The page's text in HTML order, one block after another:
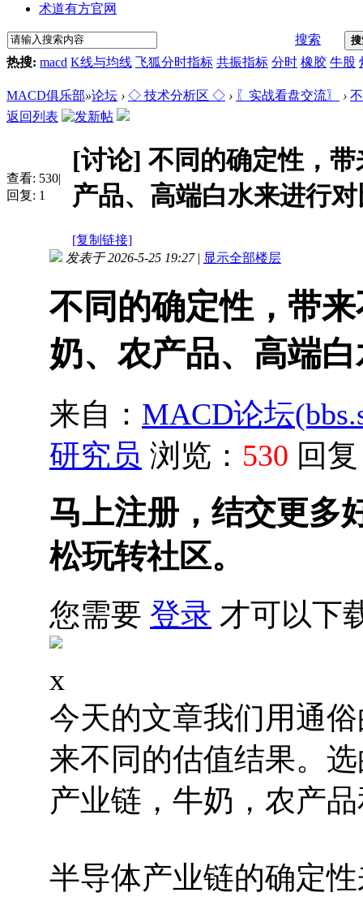
术道有方官网
搜索
热搜: macd K线与均线 飞狐分时指标 共振指标 分时 橡胶 牛股
MACD俱乐部»论坛 › ◇ 技术分析区 ◇ › 〖实战看盘交流〗 ›
返回列表
查看: 530|
回复: 1
[讨论] 不同的确定性，
产品、高端白水来进行
[复制链接]
发表于 2026-5-25 19:27 | 显示全部楼层
不同的确定性，带
奶、农产品、高端
来自： MACD论坛
研究员 浏览： 530 回
马上注册，结交更多
松玩转社区。
您需要 登录 才可以下
x
今天的文章我们用通
来不同的估值结果。
产业链，牛奶，农产
半导体产业链的确定